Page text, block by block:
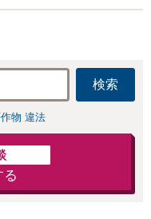
をしてしまうかもしれ
検索
物 違法
る